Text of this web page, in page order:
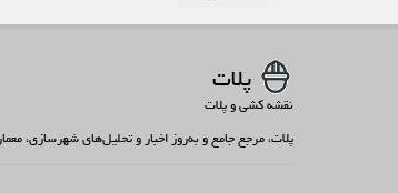
پلات
نقشه کشی و پلات
پلات، مرجع جامع و به‌روز اخبار و تحلیل‌های شهرسازی،